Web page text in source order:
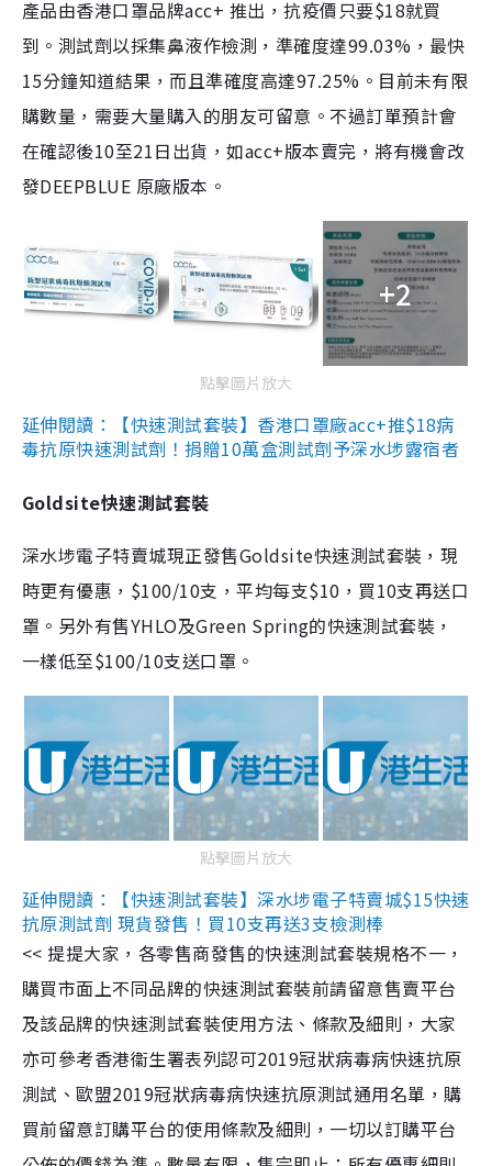
產品由香港口罩品牌acc+ 推出，抗疫價只要$18就買
到。測試劑以採集鼻液作檢測，準確度達99.03%，最快
15分鐘知道結果，而且準確度高達97.25%。目前未有限
購數量，需要大量購入的朋友可留意。不過訂單預計會
在確認後10至21日出貨，如acc+版本賣完，將有機會改
發DEEPBLUE 原廠版本。
+2
點擊圖片放大
延伸閱讀：【快速測試套裝】香港口罩廠acc+推$18病
毒抗原快速測試劑！捐贈10萬盒測試劑予深水埗露宿者
Goldsite快速測試套裝
深水埗電子特賣城現正發售Goldsite快速測試套裝，現
時更有優惠，$100/10支，平均每支$10，買10支再送口
罩。另外有售YHLO及Green Spring的快速測試套裝，
一樣低至$100/10支送口罩。
點擊圖片放大
延伸閱讀：【快速測試套裝】深水埗電子特賣城$15快速
抗原測試劑 現貨發售！買10支再送3支檢測棒
<< 提提大家，各零售商發售的快速測試套裝規格不一，
購買市面上不同品牌的快速測試套裝前請留意售賣平台
及該品牌的快速測試套裝使用方法、條款及細則，大家
亦可參考香港衞生署表列認可2019冠狀病毒病快速抗原
測試、歐盟2019冠狀病毒病快速抗原測試通用名單，購
買前留意訂購平台的使用條款及細則，一切以訂購平台